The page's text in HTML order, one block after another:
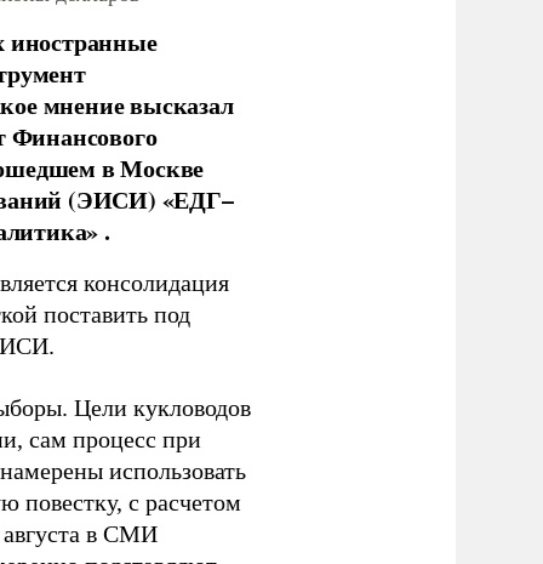
иностранные
мнение высказал
Финансового
в Москве
(ЭИСИ) «ЕДГ–
.
консолидация
поставить под
Цели кукловодов
сам процесс при
использовать
повестку, с расчетом
в СМИ